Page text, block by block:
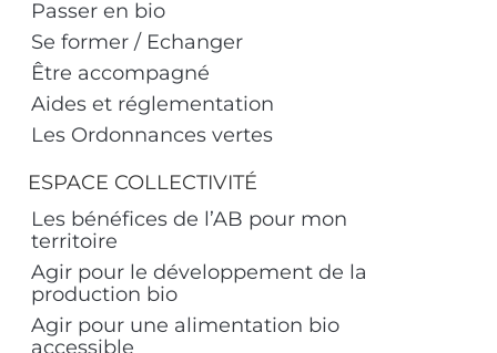
Passer en bio
Se former / Echanger
Être accompagné
Aides et réglementation
Les Ordonnances vertes
ESPACE COLLECTIVITÉ
Les bénéfices de l’AB pour mon
territoire
Agir pour le développement de la
production bio
Agir pour une alimentation bio
accessible